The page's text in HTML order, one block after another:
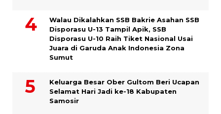
Walau Dikalahkan SSB Bakrie Asahan SSB
Disporasu U-13 Tampil Apik, SSB
Disporasu U-10 Raih Tiket Nasional Usai
Juara di Garuda Anak Indonesia Zona
Sumut
Keluarga Besar Ober Gultom Beri Ucapan
Selamat Hari Jadi ke-18 Kabupaten
Samosir